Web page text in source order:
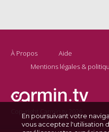
À Propos
Aide
Mentions légales &
Copyright Carmin.tv 2026
En poursuivant votre
vous acceptez l'utilisation